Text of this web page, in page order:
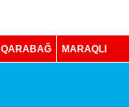
QARABAĞ MARAQLI